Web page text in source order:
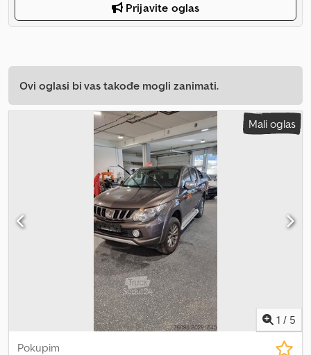
Prijavite oglas
Ovi oglasi bi vas takođe mogli zanimati.
Mali oglas
1 / 5
Pokupim